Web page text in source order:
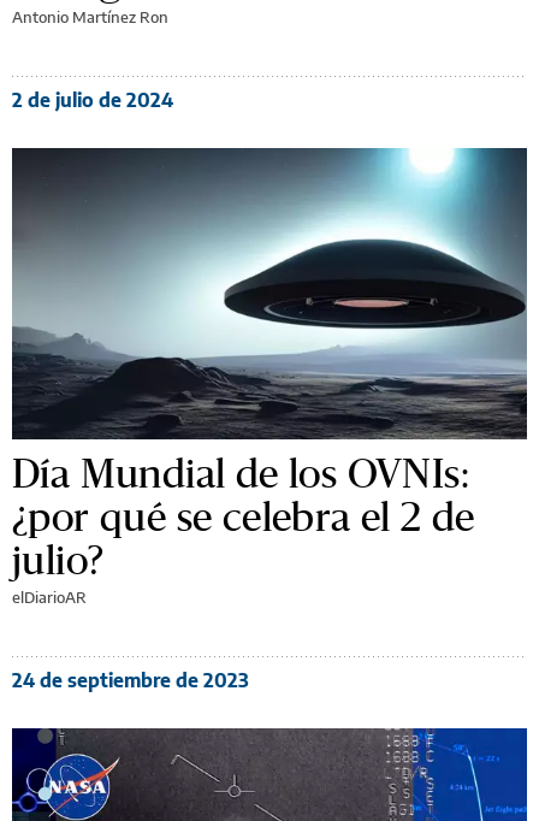
Antonio Martínez Ron
2 de julio de 2024
Día Mundial de los OVNIs:
¿por qué se celebra el 2 de
julio?
elDiarioAR
24 de septiembre de 2023